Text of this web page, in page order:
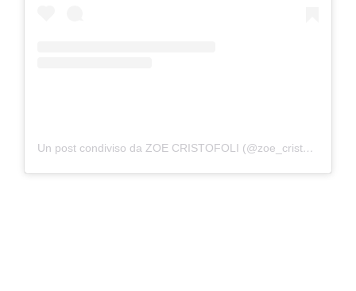
Un post condiviso da ZOE CRISTOFOLI (@zoe_cristofoli)